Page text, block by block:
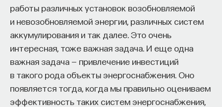
работы различных установок возобновляемой
и невозобновляемой энергии, различных систем
аккумулирования и так далее. Это очень
интересная, тоже важная задача. И еще одна
важная задача — привлечение инвестиций
в такого рода объекты энергоснабжения. Оно
появляется тогда, когда мы правильно оцениваем
эффективность таких систем энергоснабжения,